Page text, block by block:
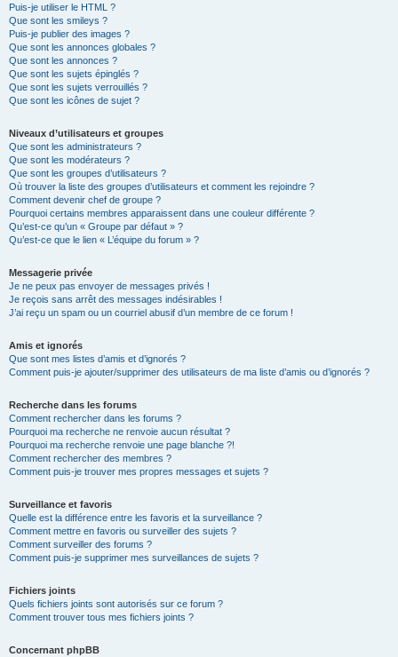
Puis-je utiliser le HTML ?
Que sont les smileys ?
Puis-je publier des images ?
Que sont les annonces globales ?
Que sont les annonces ?
Que sont les sujets épinglés ?
Que sont les sujets verrouillés ?
Que sont les icônes de sujet ?
Niveaux d’utilisateurs et groupes
Que sont les administrateurs ?
Que sont les modérateurs ?
Que sont les groupes d’utilisateurs ?
Où trouver la liste des groupes d’utilisateurs et comment les rejoindre ?
Comment devenir chef de groupe ?
Pourquoi certains membres apparaissent dans une couleur différente ?
Qu’est-ce qu’un « Groupe par défaut » ?
Qu’est-ce que le lien « L’équipe du forum » ?
Messagerie privée
Je ne peux pas envoyer de messages privés !
Je reçois sans arrêt des messages indésirables !
J’ai reçu un spam ou un courriel abusif d’un membre de ce forum !
Amis et ignorés
Que sont mes listes d’amis et d’ignorés ?
Comment puis-je ajouter/supprimer des utilisateurs de ma liste d’amis ou d’ignorés ?
Recherche dans les forums
Comment rechercher dans les forums ?
Pourquoi ma recherche ne renvoie aucun résultat ?
Pourquoi ma recherche renvoie une page blanche ?!
Comment rechercher des membres ?
Comment puis-je trouver mes propres messages et sujets ?
Surveillance et favoris
Quelle est la différence entre les favoris et la surveillance ?
Comment mettre en favoris ou surveiller des sujets ?
Comment surveiller des forums ?
Comment puis-je supprimer mes surveillances de sujets ?
Fichiers joints
Quels fichiers joints sont autorisés sur ce forum ?
Comment trouver tous mes fichiers joints ?
Concernant phpBB